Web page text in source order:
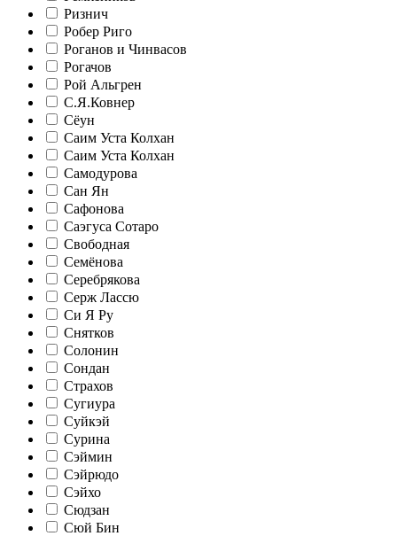
Ризнич
Робер Риго
Роганов и Чинвасов
Рогачов
Рой Альгрен
С.Я.Ковнер
Сёун
Саим Уста Колхан
Саим Уста Колхан
Самодурова
Сан Ян
Сафонова
Саэгуса Сотаро
Свободная
Семёнова
Серебрякова
Серж Лассю
Си Я Ру
Снятков
Солонин
Сондан
Страхов
Сугиура
Суйкэй
Сурина
Сэймин
Сэйрюдо
Сэйхо
Сюдзан
Сюй Бин